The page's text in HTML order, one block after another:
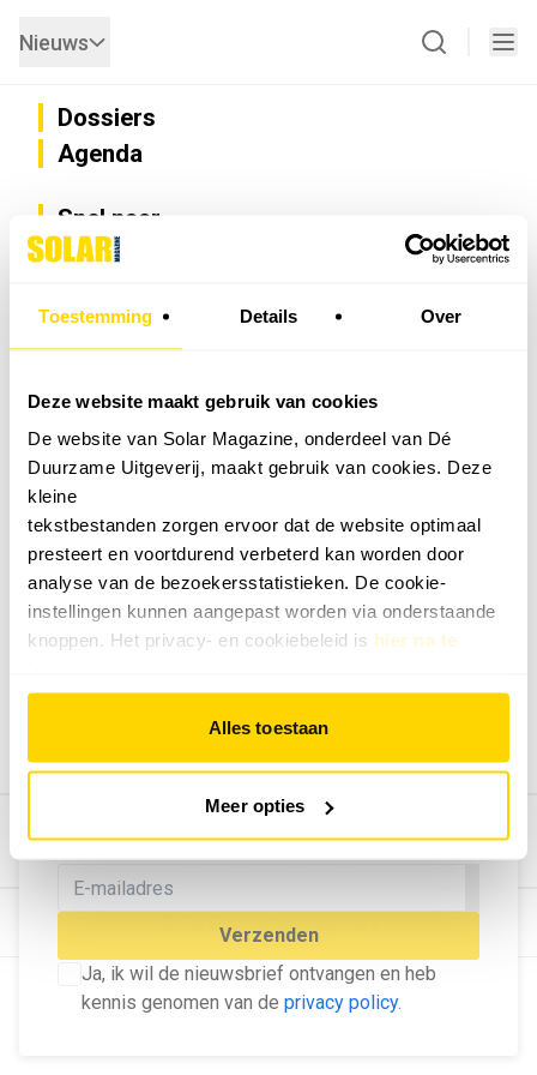
Toestemming Details Over
Deze website maakt gebruik van cookies
De website van Solar Magazine, onderdeel van Dé
Duurzame Uitgeverij, maakt gebruik van cookies. Deze
kleine
tekstbestanden zorgen ervoor dat de website optimaal
presteert en voortdurend verbeterd kan worden door
analyse van de bezoekersstatistieken. De cookie-
instellingen kunnen aangepast worden via onderstaande
knoppen. Het privacy- en cookiebeleid is hier na te
Alles toestaan
Meer opties
MELD U AAN VOOR ONZE
NIEUWSBRIEF
Blijf op de hoogte van het laatste nieuws!
Verzenden
Ja, ik wil de nieuwsbrief ontvangen en heb
kennis genomen van de privacy policy.
Nieuws
Dossiers
Agenda
Snel naar
Privacy
Nieuwsbrief
Vacatures
Installateurzoeker
Cookievoorkeuren wijzigen
English
Geef ons feedback
Vertel ons wat je van onze website vindt.
Tip de redactie
Bekijk hier de mogelijkheden.
© Dé Duurzame Uitgeverij